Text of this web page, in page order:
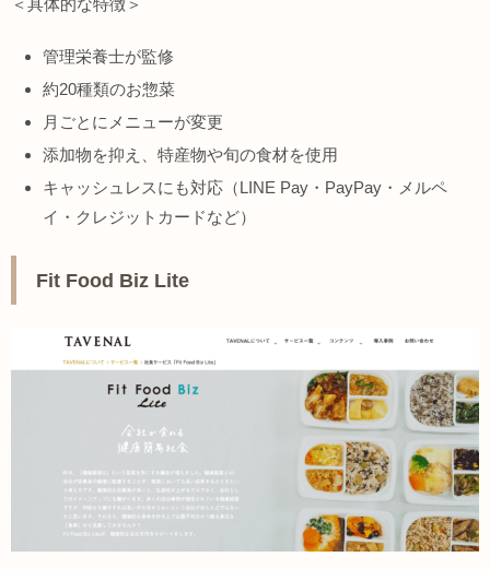
＜具体的な特徴＞
管理栄養士が監修
約20種類のお惣菜
月ごとにメニューが変更
添加物を抑え、特産物や旬の食材を使用
キャッシュレスにも対応（LINE Pay・PayPay・メルペ
イ・クレジットカードなど）
Fit Food Biz Lite